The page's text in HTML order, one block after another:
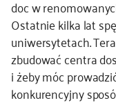
doc w
Ostatnie kilka lat
uniwersytetach.
zbudować centra
i żeby móc
konkurencyjny